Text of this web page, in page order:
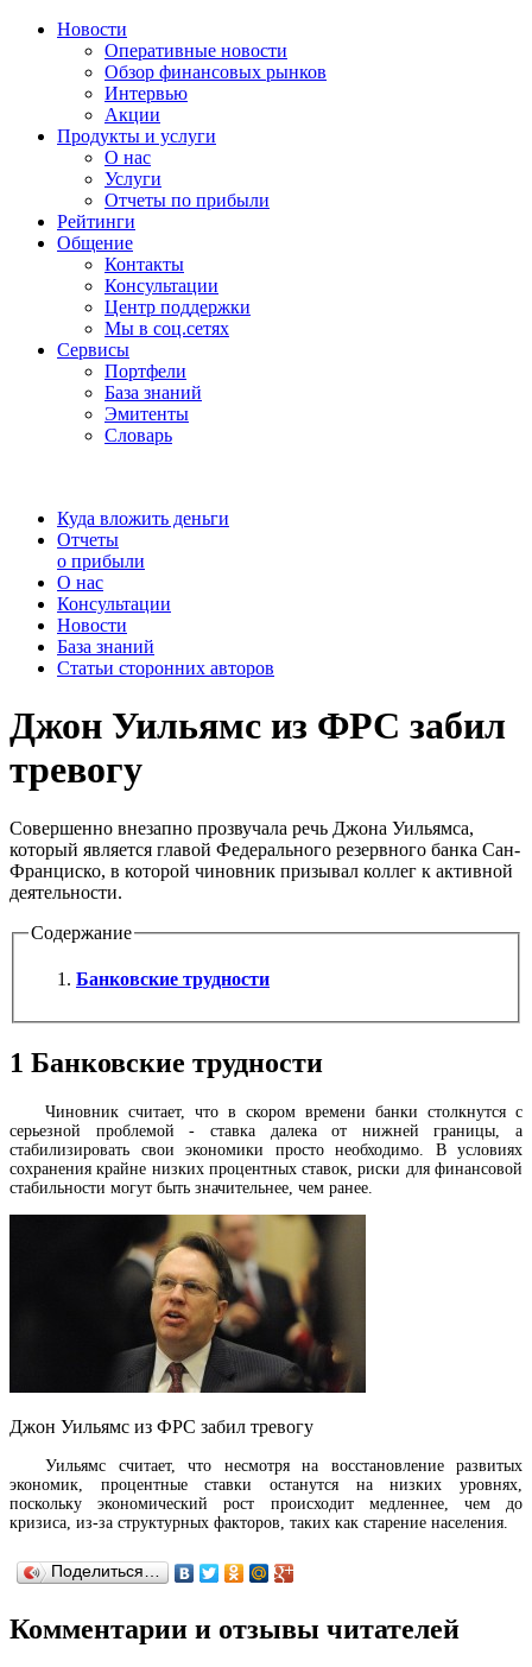
Новости
Оперативные новости
Обзор финансовых рынков
Интервью
Акции
Продукты и услуги
О нас
Услуги
Отчеты по прибыли
Рейтинги
Общение
Контакты
Консультации
Центр поддержки
Мы в соц.сетях
Сервисы
Портфели
База знаний
Эмитенты
Словарь
Куда вложить деньги
Отчеты
о прибыли
О нас
Консультации
Новости
База знаний
Статьи сторонних авторов
Джон Уильямс из ФРС забил
тревогу
Совершенно внезапно прозвучала речь Джона Уильямса,
который является главой Федерального резервного банка Сан-
Франциско, в которой чиновник призывал коллег к активной
деятельности.
Содержание
Банковские трудности
1 Банковские трудности
Чиновник считает, что в скором времени банки столкнутся с
серьезной проблемой - ставка далека от нижней границы, а
стабилизировать свои экономики просто необходимо. В условиях
сохранения крайне низких процентных ставок, риски для финансовой
стабильности могут быть значительнее, чем ранее.
Джон Уильямс из ФРС забил тревогу
Уильямс считает, что несмотря на восстановление развитых
экономик, процентные ставки останутся на низких уровнях,
поскольку экономический рост происходит медленнее, чем до
кризиса, из-за структурных факторов, таких как старение населения.
Поделиться…
Комментарии и отзывы читателей